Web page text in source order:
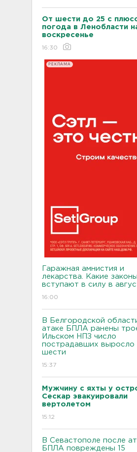
От шести до 25 с
погода в Ленобласти
воскресенье
16:30
РЕКЛАМА
Гаражная амнистия и
лекарства. Какие законы
вступают в силу в
16:00
В Белгородской
атаке БПЛА ранены
Ильском НПЗ число
пострадавших выросло
шести
15:37
Мужчину с яхты у
Сескар эвакуировали
вертолетом
15:12
В Севастополе после
БПЛА повреждены 15